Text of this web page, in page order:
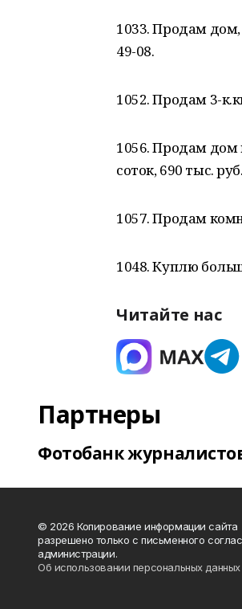
1033. Продам
49-08.
1052. Продам 3-
1056. Продам дом
соток, 690 тыс.
1057. Продам
1048. Куплю
Читайте нас
Партнеры
Фотобанк
© 2026 Копирование информации сайта
разрешено только с письменного
администрации.
Об использовании персональных данных